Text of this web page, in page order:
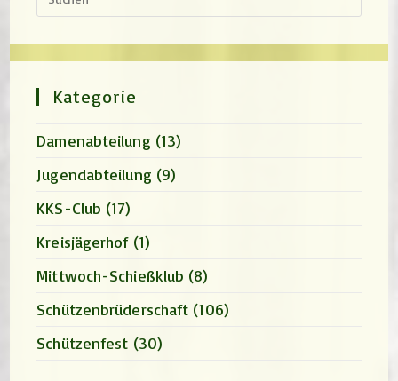
Kategorie
Damenabteilung (13)
Jugendabteilung (9)
KKS-Club (17)
Kreisjägerhof (1)
Mittwoch-Schießklub (8)
Schützenbrüderschaft (106)
Schützenfest (30)